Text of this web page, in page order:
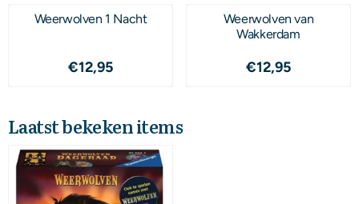
Weerwolven 1 Nacht
Prijs: 12,95
€12,95
Weerwolven van
Wakkerdam
Prijs: 12,95
€12,95
Laatst bekeken items